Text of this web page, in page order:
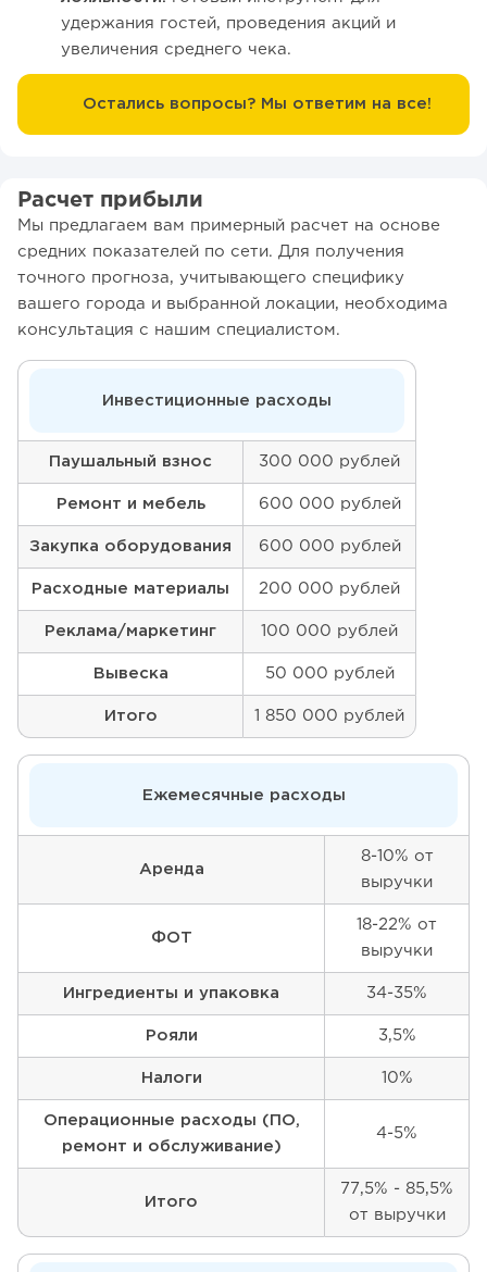
удержания гостей, проведения акций и
увеличения среднего чека.
Остались вопросы? Мы ответим на все!
Расчет прибыли
Мы предлагаем вам примерный расчет на основе
средних показателей по сети. Для получения
точного прогноза, учитывающего специфику
вашего города и выбранной локации, необходима
консультация с нашим специалистом.
Инвестиционные расходы
Паушальный взнос 300 000 рублей
Ремонт и мебель 600 000 рублей
Закупка оборудования 600 000 рублей
Расходные материалы 200 000 рублей
Реклама/маркетинг 100 000 рублей
Вывеска 50 000 рублей
Итого 1 850 000 рублей
Ежемесячные расходы
Аренда
8-10% от
выручки
ФОТ
18-22% от
выручки
Ингредиенты и упаковка 34-35%
Рояли 3,5%
Налоги 10%
Операционные расходы (ПО,
ремонт и обслуживание)
4-5%
Итого
77,5% - 85,5%
от выручки